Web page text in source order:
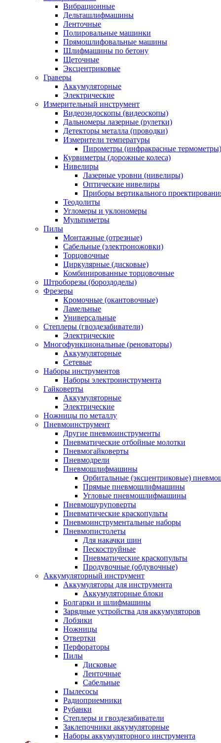
Вибрационные
Дельташлифмашины
Ленточные
Полировальные машинки
Прямошлифовальные машины
Шлифмашины по бетону
Щеточные
Эксцентриковые
Граверы
Аккумуляторные
Электрические
Измерительный инструмент
Видеоэндоскопы (видеоскопы)
Дальномеры лазерные (рулетки)
Детекторы металла (проводки)
Измерители температуры
Пирометры (инфракрасные термометры)
Курвиметры (дорожные колеса)
Нивелиры
Лазерные уровни (нивелиры)
Оптические нивелиры
Приборы вертикального
Теодолиты
Угломеры и уклономеры
Мультиметры
Пилы
Монтажные (отрезные)
Сабельные (электроножовки)
Торцовочные
Циркулярные (дисковые)
Комбинированные торцовочные
Штроборезы (бороздоделы)
Фрезеры
Кромочные (окантовочные)
Ламельные
Универсальные
Степлеры (гвоздезабиватели)
Электрические
Многофункциональные (реноваторы)
Аккумуляторные
Сетевые
Наборы инструментов
Наборы электроинструмента
Гайковерты
Аккумуляторные
Электрические
Ножницы по металлу
Пневмоинструмент
Другие пневмоинструменты
Пневматические отбойные молотки
Пневмогайковерты
Пневмодрели
Пневмошлифмашины
Орбитальные (эксцентриковые)
Прямые пневмошлифмашины
Угловые пневмошлифмашины
Пневмошуруповерты
Пневматические краскопульты
Пневмоинструментальные наборы
Пневмопистолеты
Для накачки шин
Пескоструйные
Пневматические краскопульты
Продувочные (обдувочные)
Аккумуляторный инструмент
Аккумуляторы для инструмента
Аккумуляторные блоки
Болгарки и шлифмашины
Зарядные устройства для аккумуляторов
Лобзики
Ножницы
Отвертки
Перфораторы
Пилы
Дисковые
Ленточные
Сабельные
Пылесосы
Радиоприемники
Рубанки
Степлеры и гвоздезабиватели
Заклепочники аккумуляторные
Наборы аккумуляторного инструмента